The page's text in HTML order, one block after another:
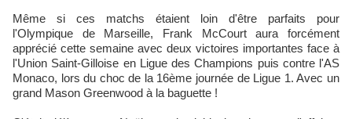
Même si ces matchs étaient loin d'être parfaits pour
l'Olympique de Marseille, Frank McCourt aura forcément
apprécié cette semaine avec deux victoires importantes face à
l'Union Saint-Gilloise en Ligue des Champions puis contre l'AS
Monaco, lors du choc de la 16ème journée de Ligue 1. Avec un
grand Mason Greenwood à la baguette !